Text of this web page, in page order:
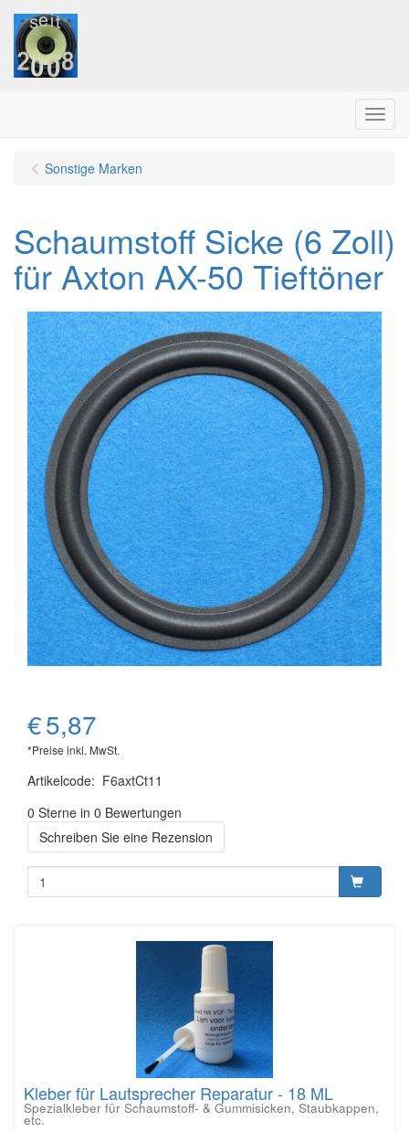
Menu
Sonstige Marken
Schaumstoff Sicke (6 Zoll)
für Axton AX-50 Tieftöner
€5,87
*Preise inkl. MwSt.
Artikelcode: F6axtCt11
0 Sterne in 0 Bewertungen
Schreiben Sie eine Rezension
Kleber für Lautsprecher Reparatur - 18 ML
Spezialkleber für Schaumstoff- & Gummisicken, Staubkappen,
etc.